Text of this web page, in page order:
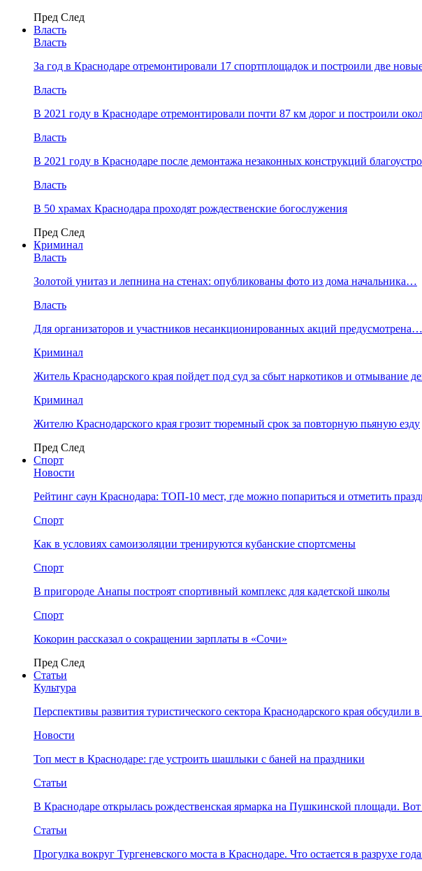
Пред След
Власть
Власть
За год в Краснодаре отремонтировали 17 спортплощадок и построили две
Власть
В 2021 году в Краснодаре отремонтировали почти 87 км дорог и построили
Власть
В 2021 году в Краснодаре после демонтажа незаконных конструкций
Власть
В 50 храмах Краснодара проходят рождественские богослужения
Пред След
Криминал
Власть
​Золотой унитаз и лепнина на стенах: опубликованы фото из дома начальника…
Власть
Для организаторов и участников несанкционированных акций предусмотрена…
Криминал
Житель Краснодарского края пойдет под суд за сбыт наркотиков и отмывание
Криминал
Жителю Краснодарского края грозит тюремный срок за повторную пьяную езду
Пред След
Спорт
Новости
Рейтинг саун Краснодара: ТОП-10 мест, где можно попариться и отметить
Спорт
Как в условиях самоизоляции тренируются кубанские спортсмены
Спорт
В пригороде Анапы построят спортивный комплекс для кадетской школы
Спорт
Кокорин рассказал о сокращении зарплаты в «Сочи»
Пред След
Статьи
Культура
Перспективы развития туристического сектора Краснодарского края обсудили
Новости
Топ мест в Краснодаре: где устроить шашлыки с баней на праздники
Статьи
В Краснодаре открылась рождественская ярмарка на Пушкинской площади.
Статьи
Прогулка вокруг Тургеневского моста в Краснодаре. Что остается в разрухе